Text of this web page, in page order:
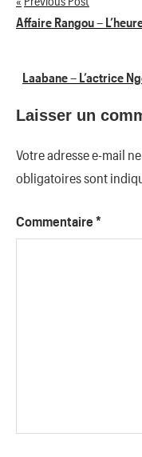
Navigation
l’article
Affaire Rangou –
Laabane – L’actrice
Laisser un
Votre adresse e-mail
obligatoires sont
Commentaire *